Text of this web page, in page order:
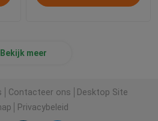
Bekijk meer
Contacteer ons
Desktop Site
Privacybeleid